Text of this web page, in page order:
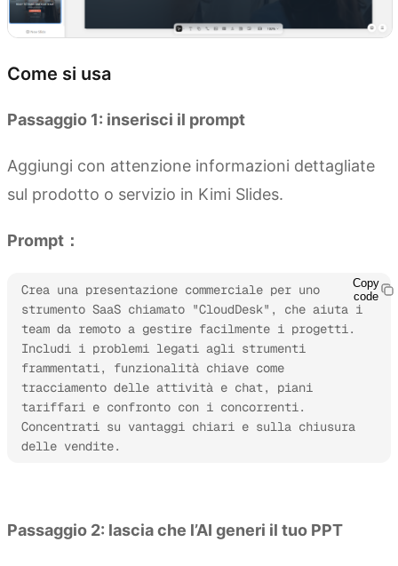
Come si usa
Passaggio 1: inserisci il prompt
Aggiungi con attenzione informazioni dettagliate
sul prodotto o servizio in Kimi Slides.
Prompt：
Crea una presentazione commerciale per uno
strumento SaaS chiamato "CloudDesk", che aiuta i
team da remoto a gestire facilmente i progetti.
Includi i problemi legati agli strumenti
frammentati, funzionalità chiave come
tracciamento delle attività e chat, piani
tariffari e confronto con i concorrenti.
Concentrati su vantaggi chiari e sulla chiusura
delle vendite.
Copy
code
Passaggio 2: lascia che l’AI generi il tuo PPT